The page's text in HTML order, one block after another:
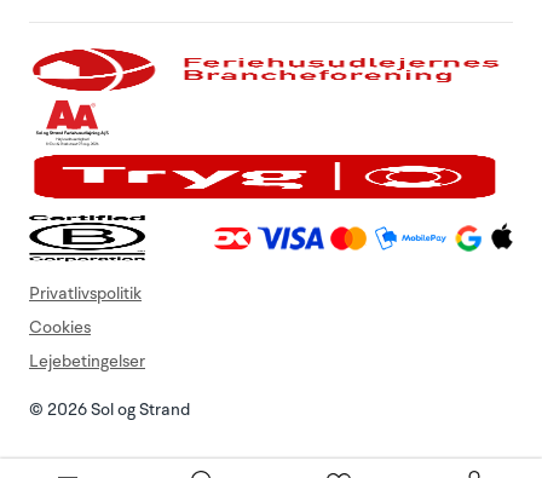
© 2026 Sol og Strand
Privatlivspolitik
Cookies
Lejebetingelser